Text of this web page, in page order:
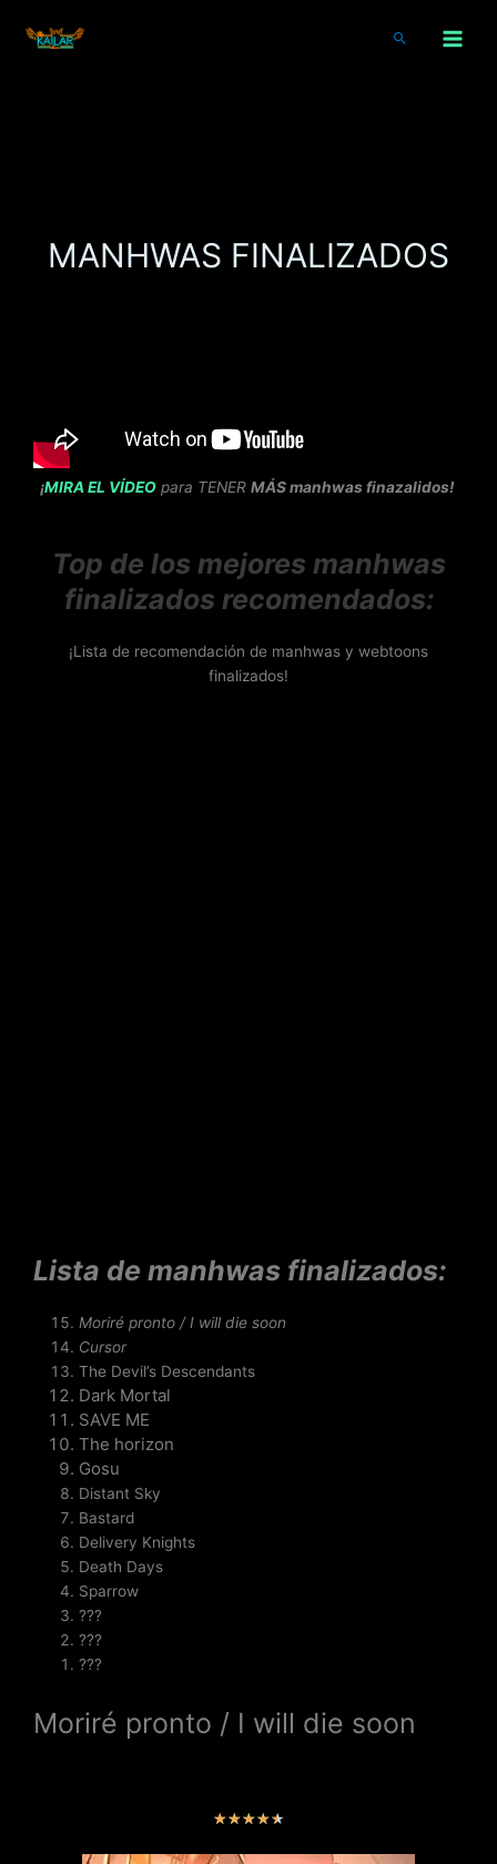
Buscar
MANHWAS FINALIZADOS
¡MIRA EL VÍDEO para TENER MÁS manhwas finazalidos!
Top de los mejores manhwas
finalizados recomendados:
¡Lista de recomendación de manhwas y webtoons
finalizados!
Lista de manhwas finalizados:
Moriré pronto / I will die soon
Cursor
The Devil’s Descendants
Dark Mortal
SAVE ME
The horizon
Gosu
Distant Sky
Bastard
Delivery Knights
Death Days
Sparrow
???
???
???
Moriré pronto / I will die soon
★★★★★V